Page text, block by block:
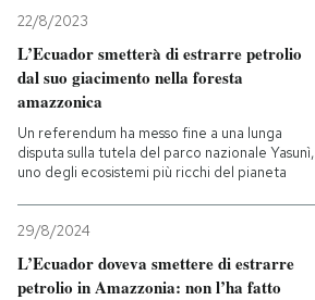
22/8/2023
L’Ecuador smetterà di estrarre petrolio
dal suo giacimento nella foresta
amazzonica
Un referendum ha messo fine a una lunga
disputa sulla tutela del parco nazionale Yasunì,
uno degli ecosistemi più ricchi del pianeta
29/8/2024
L’Ecuador doveva smettere di estrarre
petrolio in Amazzonia: non l’ha fatto